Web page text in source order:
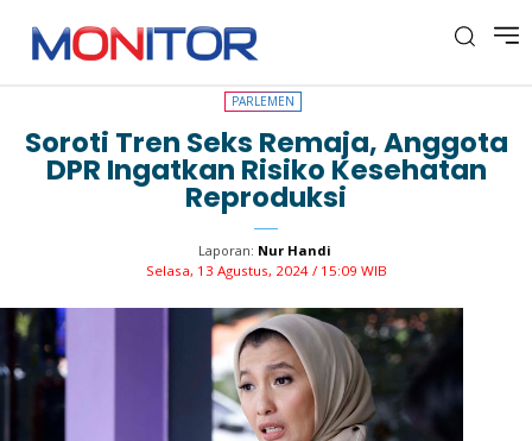
PARLEMEN
PARLEMEN
Soroti Tren Seks Remaja, Anggota
DPR Ingatkan Risiko Kesehatan
Reproduksi
Laporan: Nur Handi
Selasa, 13 Agustus, 2024 / 15:09 WIB